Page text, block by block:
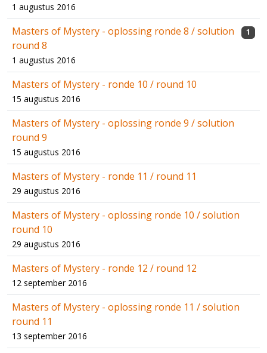
1 augustus 2016
Masters of Mystery - oplossing ronde 8 / solution
round 8
1 augustus 2016
1
Masters of Mystery - ronde 10 / round 10
15 augustus 2016
Masters of Mystery - oplossing ronde 9 / solution
round 9
15 augustus 2016
Masters of Mystery - ronde 11 / round 11
29 augustus 2016
Masters of Mystery - oplossing ronde 10 / solution
round 10
29 augustus 2016
Masters of Mystery - ronde 12 / round 12
12 september 2016
Masters of Mystery - oplossing ronde 11 / solution
round 11
13 september 2016